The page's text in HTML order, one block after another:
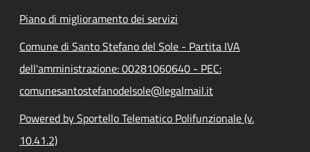
Piano di miglioramento dei servizi
Comune di Santo Stefano del Sole - Partita IVA
dell'amministrazione: 00281060640 - PEC:
comunesantostefanodelsole@legalmail.it
Powered by Sportello Telematico Polifunzionale (v.
10.41.2)